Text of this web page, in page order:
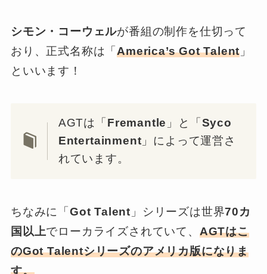
シモン・コーウェルが番組の制作を仕切って
おり、正式名称は「America’s Got Talent 」
といいます！
AGTは「 Fremantle 」と「 Syco
Entertainment 」によって運営さ
れています。
ちなみに「 Got Talent 」シリーズは世界70カ
国以上でローカライズされていて、 AGTはこ
のGot Talentシリーズのアメリカ版になりま
す。